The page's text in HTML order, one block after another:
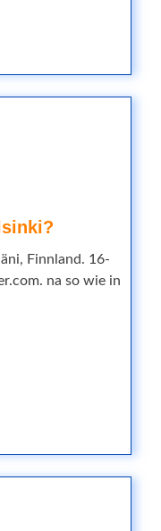
Finnland. 16-
na so wie in